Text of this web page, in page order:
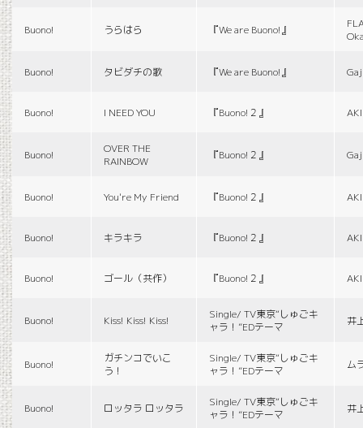
Buono! うらはら 『We are Buono!』
Buono! タビダチの歌 『We are Buono!』
Buono! I NEED YOU 『Buono!２』
Buono!
OVER THE
RAINBOW
『Buono!２』
Buono! You're My Friend 『Buono!２』
Buono! キラキラ 『Buono!２』
Buono! ゴール（共作） 『Buono!２』
Buono! Kiss! Kiss! Kiss!
Single/ TV東京“しゅごキ
ャラ！”EDテーマ
井
Buono!
ガチンコでいこ
う！
Single/ TV東京“しゅごキ
ャラ！”EDテーマ
ム
Buono! ロッタラ ロッタラ
Single/ TV東京“しゅごキ
ャラ！”EDテーマ
井